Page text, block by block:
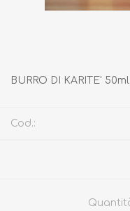
BURRO DI KARITE' 50ml
Cod.: